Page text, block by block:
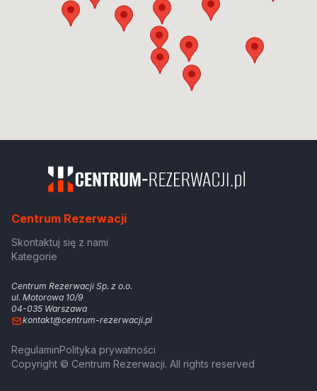
Centrum Rezerwacji
Skontaktuj się z nami
Kategorie
Centrum Rezerwacji Sp. z o.o.
ul. Motorowa 10/9
04-035 Warszawa
kontakt@centrum-rezerwacji.pl
Copyright © Centrum Rezerwacji. All rights reserved
RegulaminPolityka prywatności